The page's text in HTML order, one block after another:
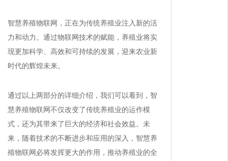
智慧养殖物联网，正在为传统养殖业注入新的活
力和动力。通过物联网技术的赋能，养殖业将实
现更加科学、高效和可持续的发展，迎来农业新
时代的辉煌未来。
通过以上两部分的详细介绍，我们可以看到，智
慧养殖物联网不仅改变了传统养殖业的运作模
式，还为其带来了巨大的经济和社会效益。未
来，随着技术的不断进步和应用的深入，智慧养
殖物联网必将发挥更大的作用，推动养殖业的全